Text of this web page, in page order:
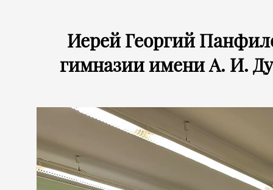
Иерей Георгий
гимназии имени А. И.